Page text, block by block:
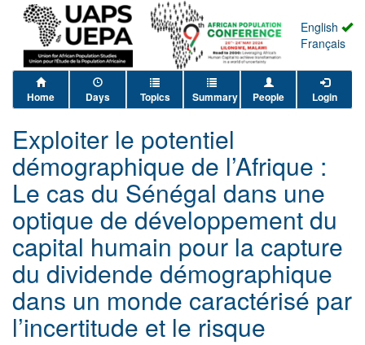
English
Français
Home Days Topics Summary People Login
Exploiter le potentiel
démographique de l’Afrique :
Le cas du Sénégal dans une
optique de développement du
capital humain pour la capture
du dividende démographique
dans un monde caractérisé par
l’incertitude et le risque